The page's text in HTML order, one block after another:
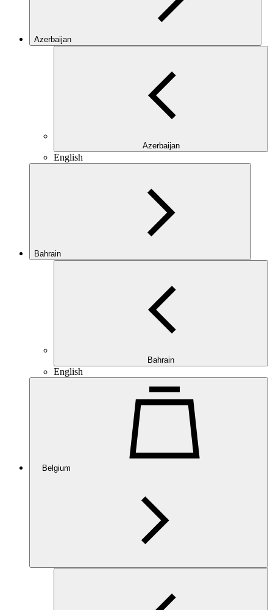
Azerbaijan
Azerbaijan
English
Bahrain
Bahrain
English
Belgium